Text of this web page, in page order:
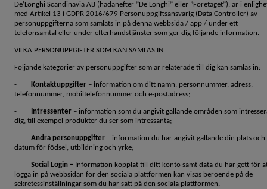
De’Longhi Scandinavia AB (hädanefter ”De'Longhi” eller ”Företaget”), är i
med Artikel 13 i GDPR 2016/679 Personuppgiftsansvarig (Data Controller) av
personuppgifterna som samlats in på denna webbsida / app / under ett
telefonsamtal eller under efterhandstjänster som ger dig följande information.
VILKA PERSONUPPGIFTER SOM KAN SAMLAS IN
Följande kategorier av personuppgifter som är relaterade till dig kan samlas in:
- Kontaktuppgifter – information om ditt namn, personnummer, adress,
telefonnummer, mobiltelefonnummer och e-postadress;
- Intressenter – information som du angivit gällande områden som
dig, till exempel produkter du ser som intressanta;
- Andra personuppgifter – information du har angivit gällande din plats och
datum för födsel, utbildning och yrke;
- Social Login – Information kopplat till ditt konto samt data du har gett för
logga in på webbsidan för den sociala plattformen kan visas beroende på de
sekretessinställningar som du har satt på den sociala plattformen.